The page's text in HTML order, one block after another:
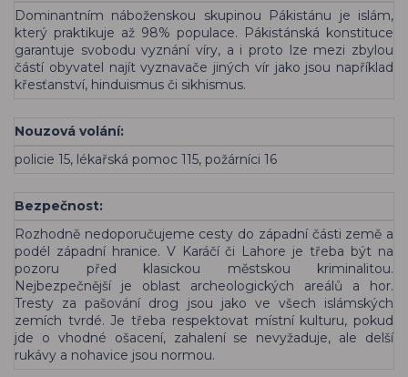
Dominantním náboženskou skupinou Pákistánu je islám,
který praktikuje až 98% populace. Pákistánská konstituce
garantuje svobodu vyznání víry, a i proto lze mezi zbylou
částí obyvatel najít vyznavače jiných vír jako jsou například
křesťanství, hinduismus či sikhismus.
Nouzová volání:
policie 15, lékařská pomoc 115, požárníci 16
Bezpečnost:
Rozhodně nedoporučujeme cesty do západní části země a
podél západní hranice. V Karáčí či Lahore je třeba být na
pozoru před klasickou městskou kriminalitou.
Nejbezpečnější je oblast archeologických areálů a hor.
Tresty za pašování drog jsou jako ve všech islámských
zemích tvrdé. Je třeba respektovat místní kulturu, pokud
jde o vhodné ošacení, zahalení se nevyžaduje, ale delší
rukávy a nohavice jsou normou.